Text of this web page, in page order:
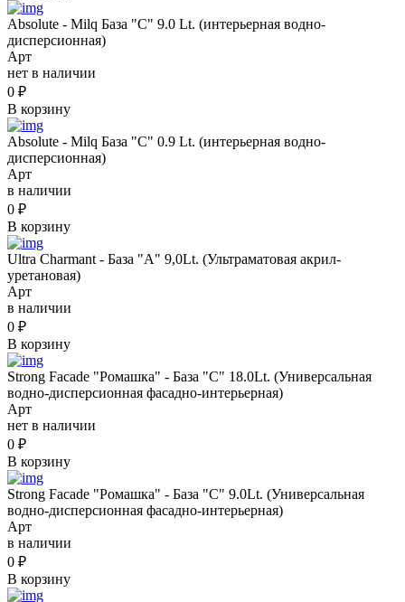
Absolute - Milq База "C" 9.0 Lt. (интерьерная водно-
дисперсионная)
Арт
нет в наличии
0 ₽
В корзину
Absolute - Milq База "C" 0.9 Lt. (интерьерная водно-
дисперсионная)
Арт
в наличии
0 ₽
В корзину
Ultra Charmant - База "А" 9,0Lt. (Ультраматовая акрил-
уретановая)
Арт
в наличии
0 ₽
В корзину
Strong Facade "Ромашка" - База "С" 18.0Lt. (Универсальная
водно-дисперсионная фасадно-интерьерная)
Арт
нет в наличии
0 ₽
В корзину
Strong Facade "Ромашка" - База "С" 9.0Lt. (Универсальная
водно-дисперсионная фасадно-интерьерная)
Арт
в наличии
0 ₽
В корзину